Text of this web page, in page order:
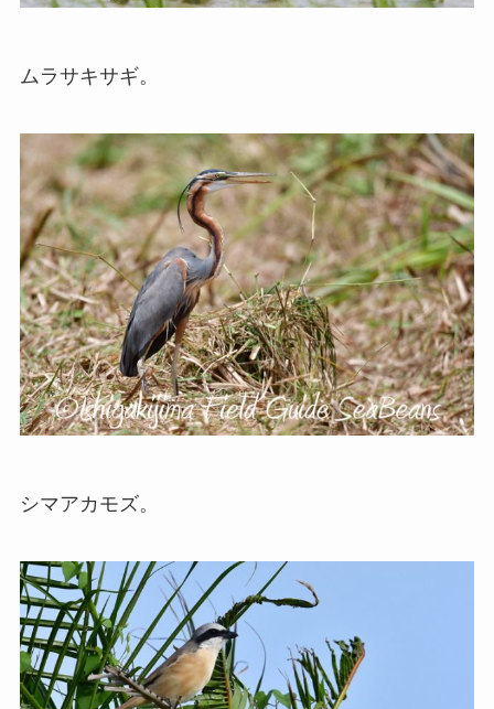
ムラサキサギ。
シマアカモズ。